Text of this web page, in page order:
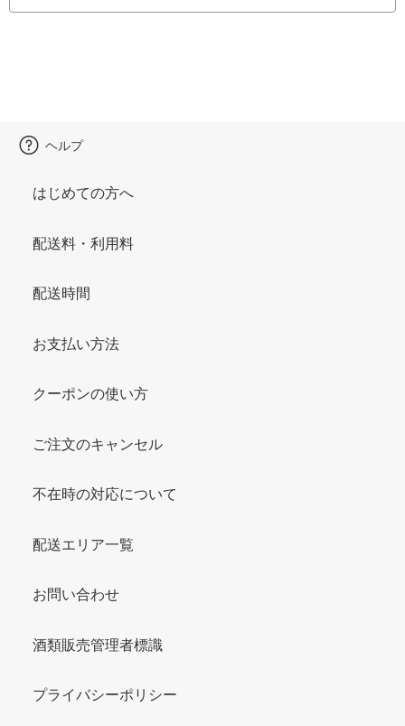
ヘルプ
はじめての方へ
配送料・利用料
配送時間
お支払い方法
クーポンの使い方
ご注文のキャンセル
不在時の対応について
配送エリア一覧
お問い合わせ
酒類販売管理者標識
プライバシーポリシー